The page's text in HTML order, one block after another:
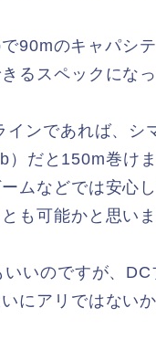
90mのキャパシ
るスペックになっ
インであれば、シ
）だと150m巻け
ムなどでは安心
も可能かと思いま
いのですが、DC
にアリではない